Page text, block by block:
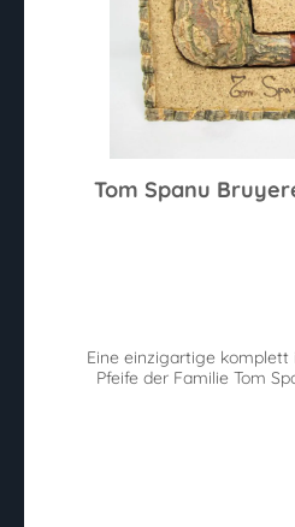
Tom Spanu
Eine einzigartige
Pfeife der Familie Tom